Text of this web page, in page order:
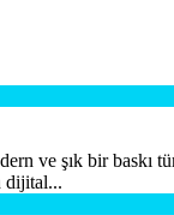
ve şık bir baskı
dijital...